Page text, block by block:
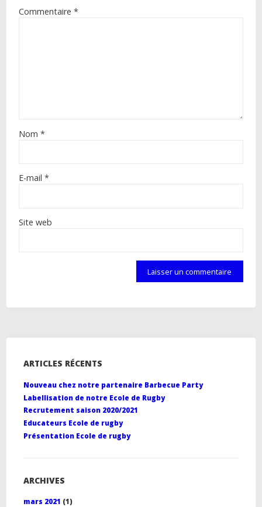
Commentaire*
Nom*
E-mail*
Site web
ARTICLES RÉCENTS
Nouveau chez notre partenaire Barbecue Party
Labellisation de notre Ecole de Rugby
Recrutement saison 2020/2021
Educateurs Ecole de rugby
Présentation Ecole de rugby
ARCHIVES
mars 2021 (1)